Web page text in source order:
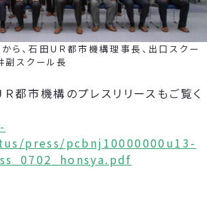
石田ＵＲ都市機構理事長、出口スクー
副スクール長
都市機構のプレスリリースもご覧く
press/pcbnj10000000u13-